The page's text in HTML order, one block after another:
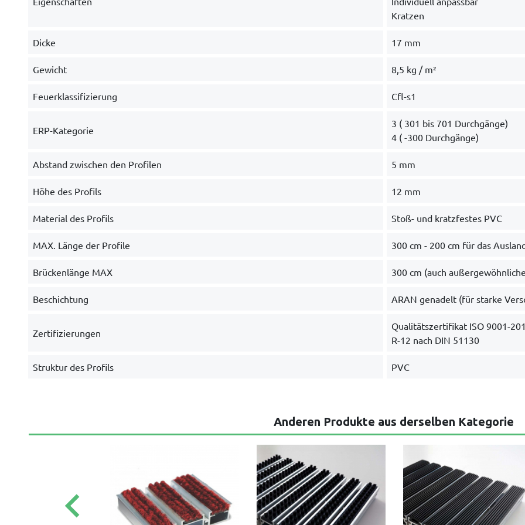
Kratzen
Dicke 17 mm
Gewicht 8,5 kg / m²
Feuerklassifizierung Cfl-s1
ERP-Kategorie
3 ( 301 bis 701 Durchgänge)
4 ( -300 Durchgänge)
Abstand zwischen den Profilen 5 mm
Höhe des Profils 12 mm
Material des Profils Stoß- und kratzfestes PVC
MAX. Länge der Profile 300 cm - 200 cm für das
Brückenlänge MAX 300 cm (auch
Beschichtung ARAN genadelt (für starke
Zertifizierungen
Qualitätszertifikat ISO 9001-
R-12 nach DIN 51130
Struktur des Profils PVC
Anderen Produkte aus derselben Kategorie
keyboard_arrow_left